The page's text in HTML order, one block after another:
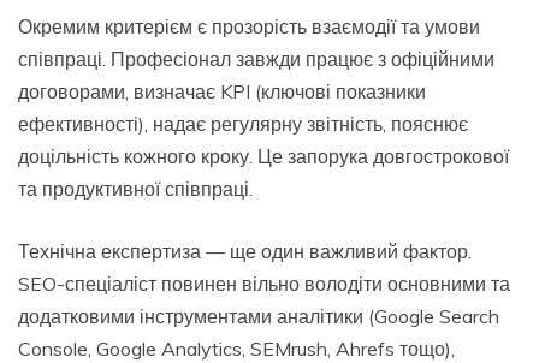
Окремим критерієм є прозорість взаємодії та умови
співпраці. Професіонал завжди працює з офіційними
договорами, визначає KPI (ключові показники
ефективності), надає регулярну звітність, пояснює
доцільність кожного кроку. Це запорука довгострокової
та продуктивної співпраці.
Технічна експертиза — ще один важливий фактор.
SEO-спеціаліст повинен вільно володіти основними та
додатковими інструментами аналітики (Google Search
Console, Google Analytics, SEMrush, Ahrefs тощо),